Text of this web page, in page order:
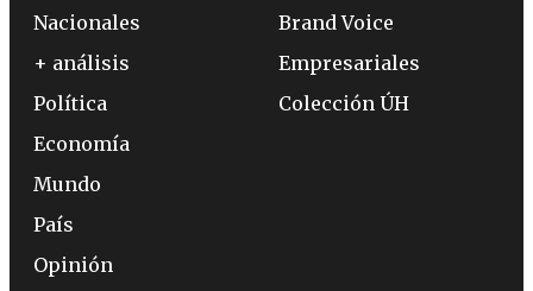
Nacionales
+ análisis
Política
Economía
Mundo
País
Opinión
Brand Voice
Empresariales
Colección ÚH